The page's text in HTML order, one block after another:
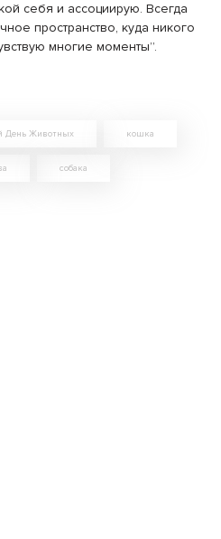
себя и ассоциирую. Всегда
пространство, куда никого
многие моменты”.
День Животных кошка
собака